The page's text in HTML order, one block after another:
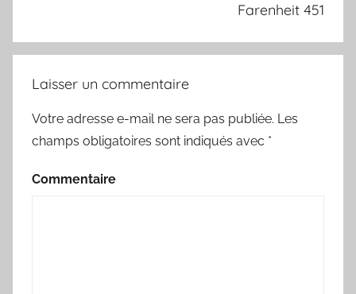
Farenheit 451
Laisser un commentaire
Votre adresse e-mail ne sera pas publiée. Les
champs obligatoires sont indiqués avec *
Commentaire